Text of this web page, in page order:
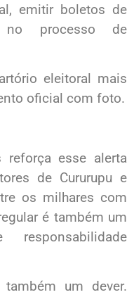
emitir boletos de
processo de
eleitoral mais
oficial com foto.
reforça esse alerta
de Cururupu e
os milhares com
é também um
um dever.